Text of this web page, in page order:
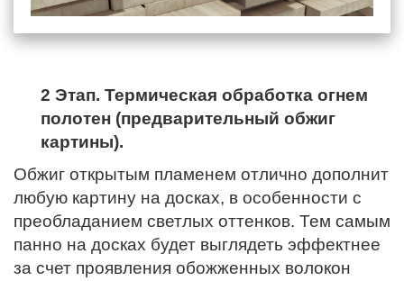
2 Этап. Термическая обработка огнем
полотен (предварительный обжиг
картины).
Обжиг открытым пламенем отлично дополнит
любую картину на досках, в особенности с
преобладанием светлых оттенков. Тем самым
панно на досках будет выглядеть эффектнее
за счет проявления обожженных волокон